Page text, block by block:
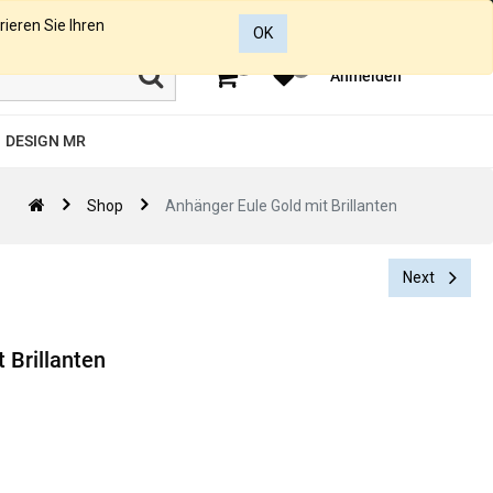
Anmelden
Sie Ihren
OK
DESIGN MR
Shop Anhänger Eule Gold mit Brillanten
Next
Brillanten